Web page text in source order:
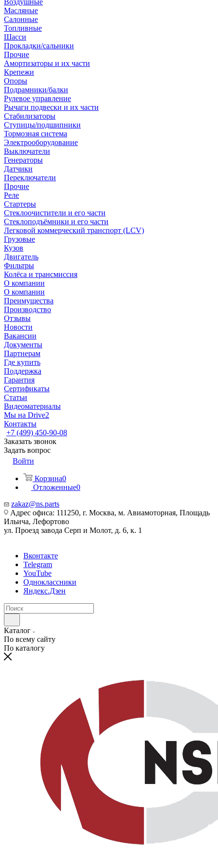
Воздушные
Масляные
Салонные
Топливные
Шасси
Прокладки/сальники
Прочие
Амортизаторы и их части
Крепежи
Опоры
Подрамники/балки
Рулевое управление
Рычаги подвески и их части
Стабилизаторы
Ступицы/подшипники
Тормозная система
Электрооборудование
Выключатели
Генераторы
Датчики
Переключатели
Прочие
Реле
Стартеры
Стеклоочистители и его части
Стеклоподъёмники и его части
Легковой коммерческий транспорт (LCV)
Грузовые
Кузов
Двигатель
Фильтры
Колёса и трансмиссия
О компании
О компании
Преимущества
Производство
Отзывы
Новости
Вакансии
Документы
Партнерам
Где купить
Поддержка
Гарантия
Сертификаты
Статьи
Видеоматериалы
Мы на Drive2
Контакты
+7 (499) 450-90-08
Заказать звонок
Задать вопрос
Войти
Корзина0
Отложенные0
zakaz@ns.parts
Адрес офиса: 111250, г. Москва, м. Авиамоторная, Площадь
Ильича, Лефортово
ул. Проезд завода Серп и Молот, д. 6, к. 1
Вконтакте
Telegram
YouTube
Одноклассники
Яндекс.Дзен
Каталог
По всему сайту
По каталогу